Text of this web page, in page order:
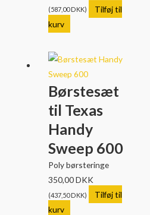
(587,00DKK)
Tilføj til
kurv
Børstesæt
til Texas
Handy
Sweep 600
Poly børsteringe
350,00DKK
(437,50DKK)
Tilføj til
kurv